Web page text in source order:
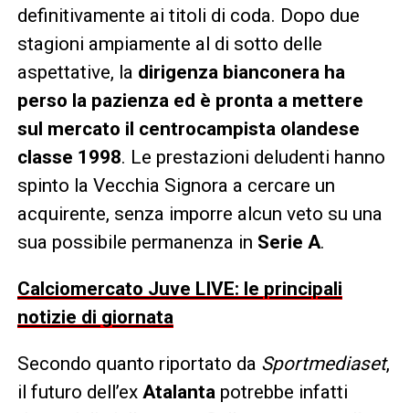
definitivamente ai titoli di coda. Dopo due
stagioni ampiamente al di sotto delle
aspettative, la dirigenza bianconera ha
perso la pazienza ed è pronta a mettere
sul mercato il centrocampista olandese
classe 1998. Le prestazioni deludenti hanno
spinto la Vecchia Signora a cercare un
acquirente, senza imporre alcun veto su una
sua possibile permanenza in Serie A.
Calciomercato Juve LIVE: le principali
notizie di giornata
Secondo quanto riportato da Sportmediaset,
il futuro dell’ex Atalantapotrebbe infatti